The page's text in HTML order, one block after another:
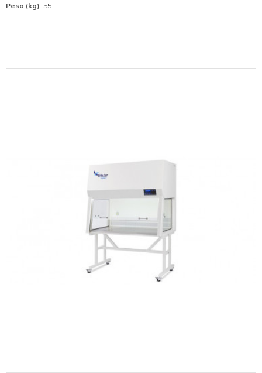
Peso (kg): 55